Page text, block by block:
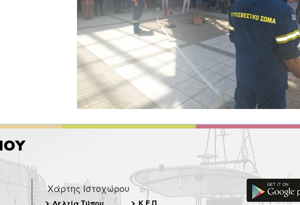
Χάρτης Ιστοχώρου
Δελτία Τύπου Κ.Ε.Π.